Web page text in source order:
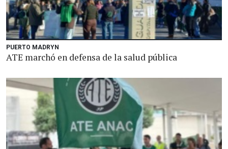
PUERTO MADRYN
ATE marchó en defensa de la salud pública